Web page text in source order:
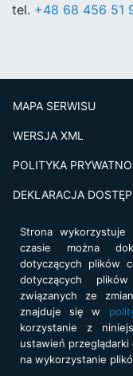
tel. +48 68 456 51
MAPA SERWISU
WERSJA XML
POLITYKA
DEKLARACJA
Projekt i realizacja:
Strona
czasie można
dotyczących plików
dotyczących
związanych ze
znajduje się w
korzystanie z
ustawień
na wykorzystanie